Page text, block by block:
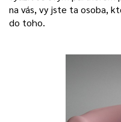
na vás, vy jste ta osoba,
do toho.